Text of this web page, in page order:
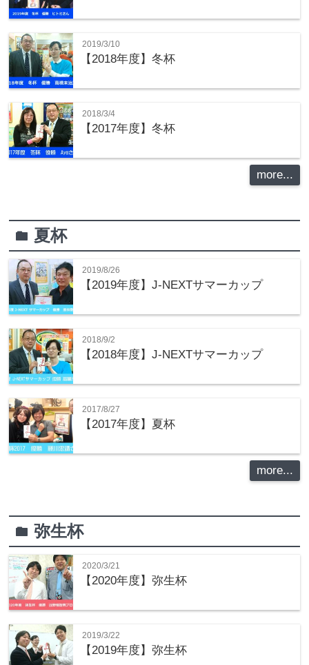
2019/3/10
【2018年度】冬杯
2018/3/4
【2017年度】冬杯
more...
folder 夏杯
2019/8/26
【2019年度】J-NEXTサマーカップ
2018/9/2
【2018年度】J-NEXTサマーカップ
2017/8/27
【2017年度】夏杯
more...
folder 弥生杯
2020/3/21
【2020年度】弥生杯
2019/3/22
【2019年度】弥生杯